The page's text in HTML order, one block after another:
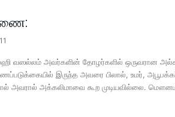
வஸல்லம் அவர்களின் தோழர்களில் ஒருவரான
இருந்த அவரை பிலால், உமர்,
அவரால் அக்கலிமாவை கூற முடியவில்லை.